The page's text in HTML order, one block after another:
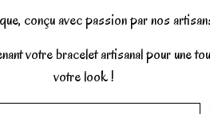
conçu avec passion par nos
votre bracelet artisanal pour une
votre look !